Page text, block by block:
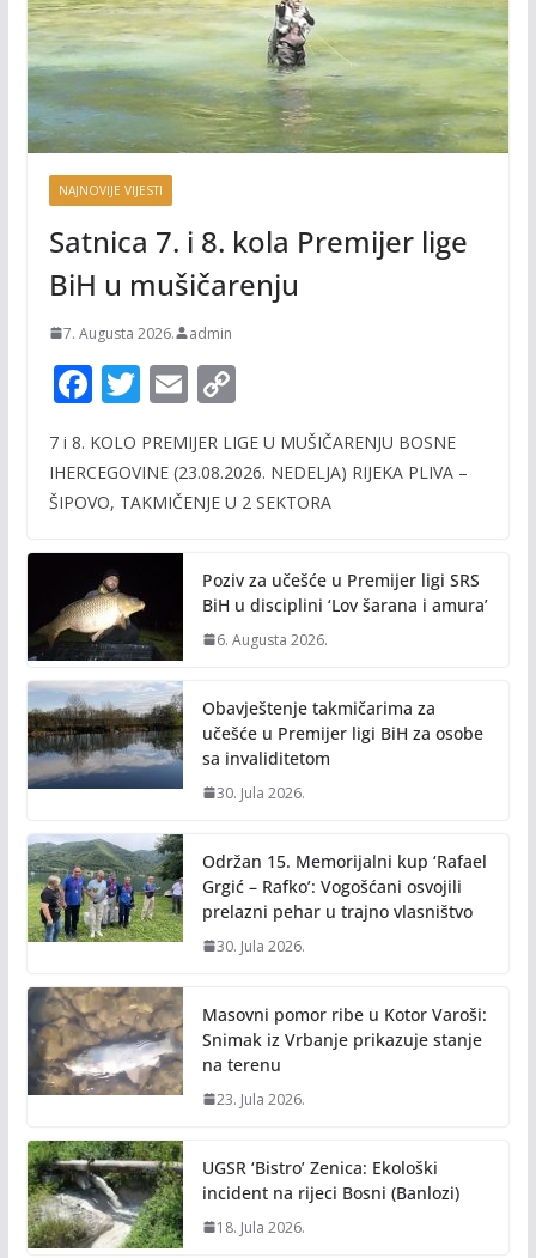
NAJNOVIJE VIJESTI
Satnica 7. i 8. kola Premijer lige
BiH u mušičarenju
7. Augusta 2026. admin
F
e
b
o
k
T
itt
er
E
ai
l
C
p
y
n
k
7 i 8. KOLO PREMIJER LIGE U MUŠIČARENJU BOSNE
IHERCEGOVINE (23.08.2026. NEDELJA) RIJEKA PLIVA –
ŠIPOVO, TAKMIČENJE U 2 SEKTORA
Poziv za učešće u Premijer ligi SRS
BiH u disciplini ‘Lov šarana i amura’
6. Augusta 2026.
Obavještenje takmičarima za
učešće u Premijer ligi BiH za osobe
sa invaliditetom
30. Jula 2026.
Održan 15. Memorijalni kup ‘Rafael
Grgić – Rafko’: Vogošćani osvojili
prelazni pehar u trajno vlasništvo
30. Jula 2026.
Masovni pomor ribe u Kotor Varoši:
Snimak iz Vrbanje prikazuje stanje
na terenu
23. Jula 2026.
UGSR ‘Bistro’ Zenica: Ekološki
incident na rijeci Bosni (Banlozi)
18. Jula 2026.